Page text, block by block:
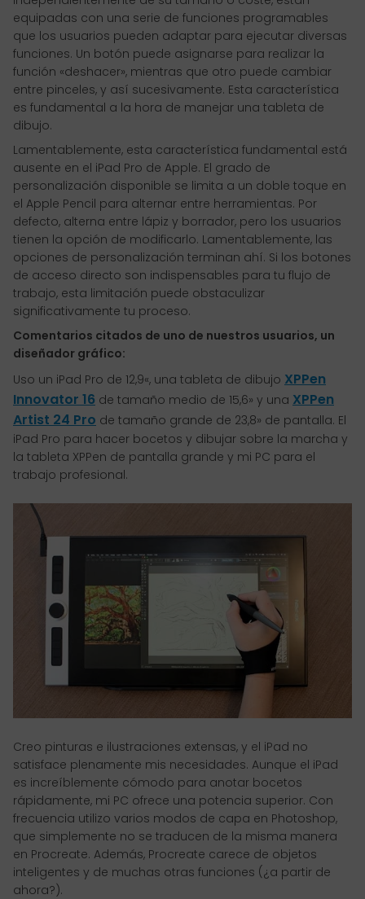
equipadas con una serie de funciones programables
que los usuarios pueden adaptar para ejecutar diversas
funciones. Un botón puede asignarse para realizar la
función «deshacer», mientras que otro puede cambiar
entre pinceles, y así sucesivamente. Esta característica
es fundamental a la hora de manejar una tableta de
dibujo.
Lamentablemente, esta característica fundamental está
ausente en el iPad Pro de Apple. El grado de
personalización disponible se limita a un doble toque en
el Apple Pencil para alternar entre herramientas. Por
defecto, alterna entre lápiz y borrador, pero los usuarios
tienen la opción de modificarlo. Lamentablemente, las
opciones de personalización terminan ahí. Si los botones
de acceso directo son indispensables para tu flujo de
trabajo, esta limitación puede obstaculizar
significativamente tu proceso.
Comentarios citados de uno de nuestros usuarios, un
diseñador gráfico:
Uso un iPad Pro de 12,9«, una tableta de dibujo XPPen
Innovator 16 de tamaño medio de 15,6» y una XPPen
Artist 24 Pro de tamaño grande de 23,8» de pantalla. El
iPad Pro para hacer bocetos y dibujar sobre la marcha y
la tableta XPPen de pantalla grande y mi PC para el
trabajo profesional.
Creo pinturas e ilustraciones extensas, y el iPad no
satisface plenamente mis necesidades. Aunque el iPad
es increíblemente cómodo para anotar bocetos
rápidamente, mi PC ofrece una potencia superior. Con
frecuencia utilizo varios modos de capa en Photoshop,
que simplemente no se traducen de la misma manera
en Procreate. Además, Procreate carece de objetos
inteligentes y de muchas otras funciones (¿a partir de
ahora?).